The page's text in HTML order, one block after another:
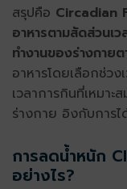
สรุปคือ Circadian
อาหารตามสัดส่วนเ
ทำงานของร่างกาย
อาหารโดยเลือกช่วง
เวลาการกินที่เหมาะ
ร่างกาย อิงกับการ
การลดน้ำหนัก
อย่างไร?